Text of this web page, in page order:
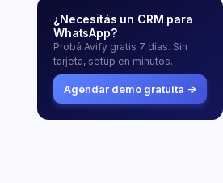
¿Necesitás un CRM para
WhatsApp?
Probá Avify gratis 7 días. Sin
tarjeta, setup en minutos.
Agendar demo gratuita →